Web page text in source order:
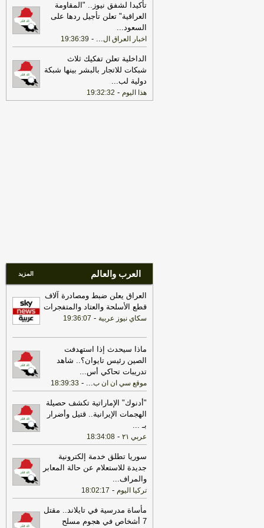
22:25
بعد توقف 5 أشهر.. الخطوط
الجوية تستأنف رحلاتها إلى موسكو
-هذا
اليوم
17:31
أمين الجامعة العربية: نحذر من
إقدام بعض الأطراف من محاولات جبانة
لتوسيع رقعة الصراع
17:46
وزير الخزانة الأميركي: لن نسمح
تأكيدا لشفق نيوز.. "المقاومة
العراقية" تعلن تأجيل ردها على
السعود...
اخبار العراق ال...
-
19:36:39
الداخلية تعلن تفكيك ثلاث
شبكات للاتجار بالبشر بينها شبكة
دولية لب...
هذا اليوم -
19:32:32
العرب والعالم المزيد
العراق يعلن ضبط ومصادرة آلاف
قطع الأسلحة والعتاد والمتفجرات
سكاي نيوز عربية -
19:36:07
ماذا سيحدث إذا استهدفت
الصين رئيس تايوان؟.. شاهد
تدريبات تحاكي أس...
موقع سي ان ان ب...
-
18:39:33
"أدنوك" الإماراتية تكشف حصيلة
الهجمات الإيرانية.. قتيل وأضرار
بـ ...
عربي ٢١ -
18:34:08
سوريا تطلق خدمة إلكترونية
جديدة للاستعلام عن حالة المعابر
والمراف...
تركيا اليوم -
18:02:17
مأساة مدرسية في تايلاند.. مقتل
7 أشخاص في هجوم مسلح